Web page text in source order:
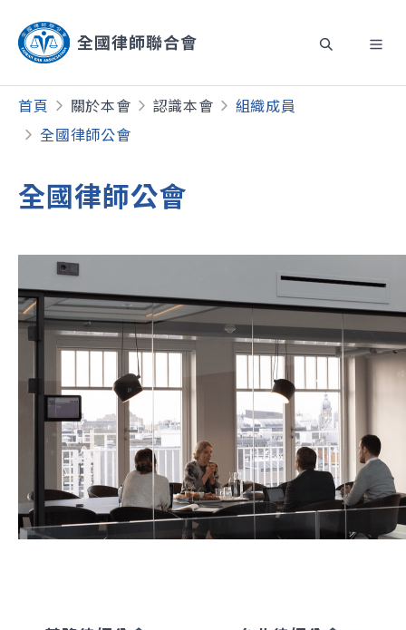
首頁 關於本會 認識本會
組織成員
全國律師公會
全國律師公會